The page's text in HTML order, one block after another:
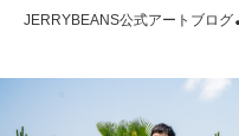
JERRYBEANS公式アートブログ